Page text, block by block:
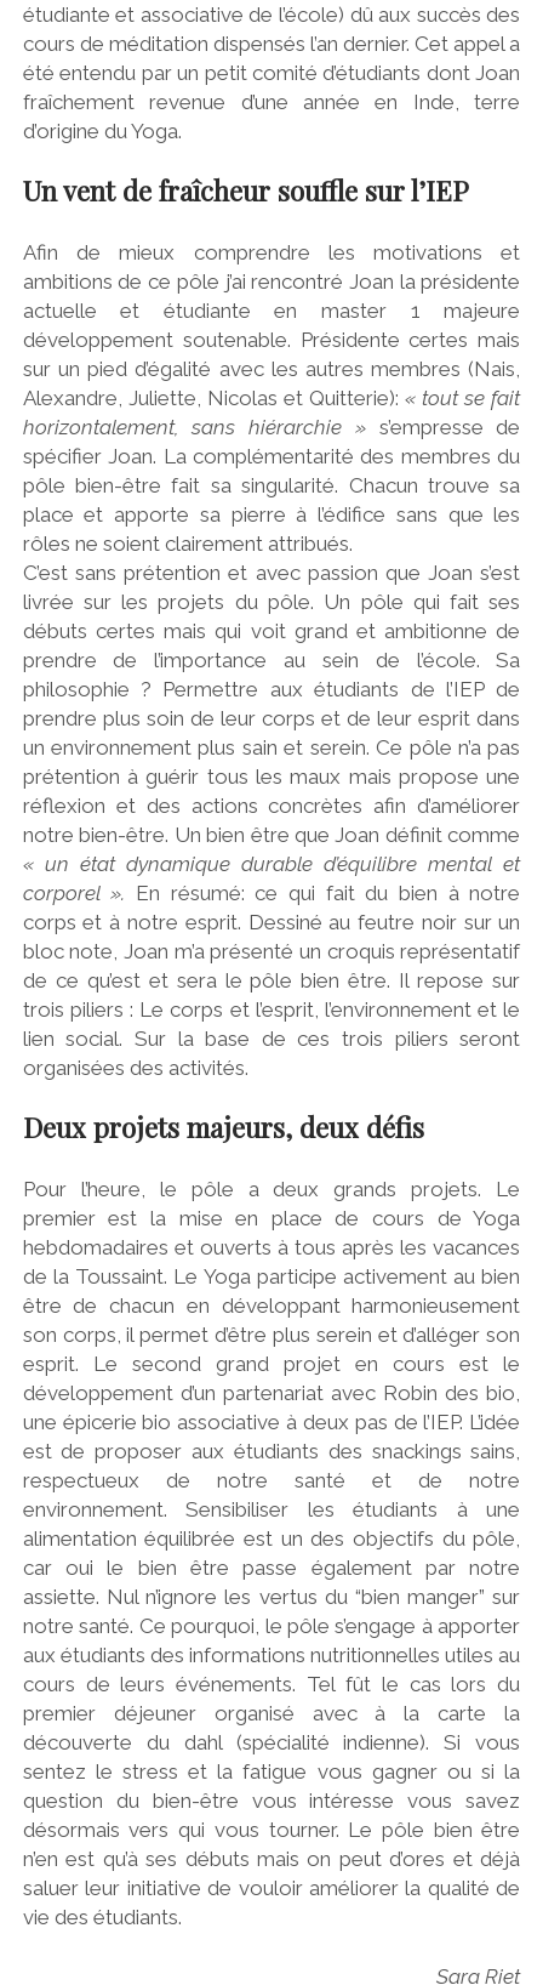
étudiante et associative de l’école) dû aux succès des
cours de méditation dispensés l’an dernier. Cet appel a
été entendu par un petit comité d’étudiants dont Joan
fraîchement revenue d’une année en Inde, terre
d’origine du Yoga.
Un vent de fraîcheur souffle sur l’IEP
Afin de mieux comprendre les motivations et
ambitions de ce pôle j’ai rencontré Joan la présidente
actuelle et étudiante en master 1 majeure
développement soutenable. Présidente certes mais
sur un pied d’égalité avec les autres membres (Nais,
Alexandre, Juliette, Nicolas et Quitterie):« tout se fait
horizontalement, sans hiérarchie »s’empresse de
spécifier Joan. La complémentarité des membres du
pôle bien-être fait sa singularité. Chacun trouve sa
place et apporte sa pierre à l’édifice sans que les
rôles ne soient clairement attribués.
C’est sans prétention et avec passion que Joan s’est
livrée sur les projets du pôle. Un pôle qui fait ses
débuts certes mais qui voit grand et ambitionne de
prendre de l’importance au sein de l’école. Sa
philosophie ? Permettre aux étudiants de l’IEP de
prendre plus soin de leur corps et de leur esprit dans
un environnement plus sain et serein. Ce pôle n’a pas
prétention à guérir tous les maux mais propose une
réflexion et des actions concrètes afin d’améliorer
notre bien-être. Un bien être que Joan définit comme
« un état dynamique durable d’équilibre mental et
corporel ». En résumé: ce qui fait du bien à notre
corps et à notre esprit. Dessiné au feutre noir sur un
bloc note, Joan m’a présenté un croquis représentatif
de ce qu’est et sera le pôle bien être. Il repose sur
trois piliers : Le corps et l’esprit, l’environnement et le
lien social. Sur la base de ces trois piliers seront
organisées des activités.
Deux projets majeurs, deux défis
Pour l’heure, le pôle a deux grands projets. Le
premier est la mise en place de cours de Yoga
hebdomadaires et ouverts à tous après les vacances
de la Toussaint. Le Yoga participe activement au bien
être de chacun en développant harmonieusement
son corps, il permet d’être plus serein et d’alléger son
esprit. Le second grand projet en cours est le
développement d’un partenariat avec Robin des bio,
une épicerie bio associative à deux pas de l’IEP. L’idée
est de proposer aux étudiants des snackings sains,
respectueux de notre santé et de notre
environnement. Sensibiliser les étudiants à une
alimentation équilibrée est un des objectifs du pôle,
car oui le bien être passe également par notre
assiette. Nul n’ignore les vertus du “bien manger” sur
notre santé. Ce pourquoi, le pôle s’engage à apporter
aux étudiants des informations nutritionnelles utiles au
cours de leurs événements. Tel fût le cas lors du
premier déjeuner organisé avec à la carte la
découverte du dahl (spécialité indienne). Si vous
sentez le stress et la fatigue vous gagner ou si la
question du bien-être vous intéresse vous savez
désormais vers qui vous tourner. Le pôle bien être
n’en est qu’à ses débuts mais on peut d’ores et déjà
saluer leur initiative de vouloir améliorer la qualité de
vie des étudiants.
Sara Riet